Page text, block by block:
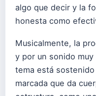
algo que decir y la
honesta como
Musicalmente, la
y por un sonido
tema está
marcada que da